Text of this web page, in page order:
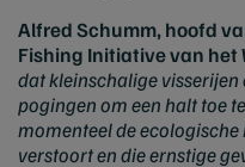
Alfred Schumm, hoofd
Fishing Initiative van het
dat kleinschalige visserijen
pogingen om een halt toe
momenteel de
verstoort en die ernstige